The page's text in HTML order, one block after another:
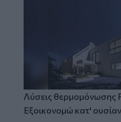
Λύσεις θερμομόνωσης
Εξοικονομώ κατ' ουσίαν